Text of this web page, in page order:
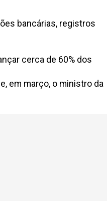
bancárias, registros
cerca de 60% dos
em março, o ministro da